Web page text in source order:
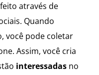
através de
Quando
você pode coletar
Assim, você cria
interessadas no